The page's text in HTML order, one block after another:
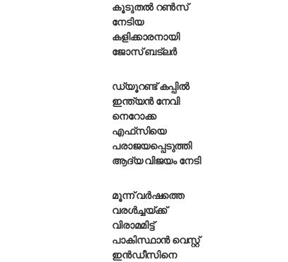
ജോലി:
കൂടുതൽ റൺസ്
നേടിയ
കളിക്കാരനായി
ജോസ് ബട്‌ലർ
ഡ്യൂറണ്ട് കപ്പിൽ
ഇന്ത്യൻ നേവി
നെറോക്ക
എഫ്‌സിയെ
പരാജയപ്പെടുത്തി
ആദ്യ വിജയം നേടി
മൂന്ന് വർഷത്തെ
വരൾച്ചയ്ക്ക്
വിരാമമിട്ട്
പാകിസ്ഥാൻ വെസ്റ്റ്
ഇൻഡീസിനെ